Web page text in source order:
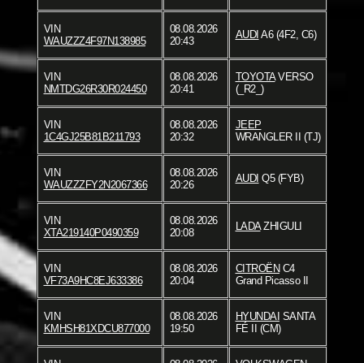
VIN
WAUZZZ4F97N138985
08.08.2026
20:43
AUDI A6 (4F2, C6)
VIN
NMTDG26R30R024450
08.08.2026
20:41
TOYOTAVERSO
(_R2_)
VIN
1C4GJ25B81B211793
08.08.2026
20:32
JEEP
WRANGLER II (TJ)
VIN
WAUZZZFY2N2067366
08.08.2026
20:26
AUDI Q5 (FYB)
VIN
XTA219140P0490359
08.08.2026
20:08
LADAZHIGULI
VIN
VF73A9HC8EJ633386
08.08.2026
20:04
CITROËNC4
Grand Picasso II
VIN
KMHSH81XDCU877000
08.08.2026
19:50
HYUNDAI SANTA
FÉ II (CM)